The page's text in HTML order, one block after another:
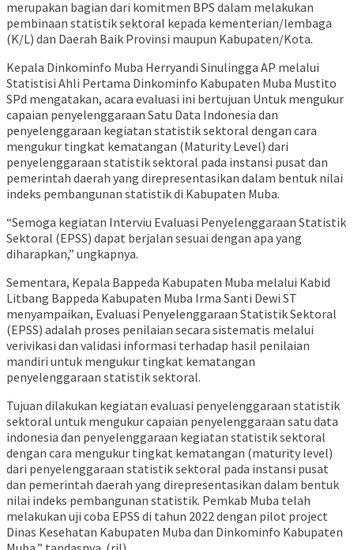
merupakan bagian dari komitmen BPS dalam melakukan
pembinaan statistik sektoral kepada kementerian/lembaga
(K/L) dan Daerah Baik Provinsi maupun Kabupaten/Kota.
Kepala Dinkominfo Muba Herryandi Sinulingga AP melalui
Statistisi Ahli Pertama Dinkominfo Kabupaten Muba Mustito
SPd mengatakan, acara evaluasi ini bertujuan Untuk mengukur
capaian penyelenggaraan Satu Data Indonesia dan
penyelenggaraan kegiatan statistik sektoral dengan cara
mengukur tingkat kematangan (Maturity Level) dari
penyelenggaraan statistik sektoral pada instansi pusat dan
pemerintah daerah yang direpresentasikan dalam bentuk nilai
indeks pembangunan statistik di Kabupaten Muba.
“Semoga kegiatan Interviu Evaluasi Penyelenggaraan Statistik
Sektoral (EPSS) dapat berjalan sesuai dengan apa yang
diharapkan,” ungkapnya.
Sementara, Kepala Bappeda Kabupaten Muba melalui Kabid
Litbang Bappeda Kabupaten Muba Irma Santi Dewi ST
menyampaikan, Evaluasi Penyelenggaraan Statistik Sektoral
(EPSS) adalah proses penilaian secara sistematis melalui
verivikasi dan validasi informasi terhadap hasil penilaian
mandiri untuk mengukur tingkat kematangan
penyelenggaraan statistik sektoral.
Tujuan dilakukan kegiatan evaluasi penyelenggaraan statistik
sektoral untuk mengukur capaian penyelenggaraan satu data
indonesia dan penyelenggaraan kegiatan statistik sektoral
dengan cara mengukur tingkat kematangan (maturity level)
dari penyelenggaraan statistik sektoral pada instansi pusat
dan pemerintah daerah yang direpresentasikan dalam bentuk
nilai indeks pembangunan statistik. Pemkab Muba telah
melakukan uji coba EPSS di tahun 2022 dengan pilot project
Dinas Kesehatan Kabupaten Muba dan Dinkominfo Kabupaten